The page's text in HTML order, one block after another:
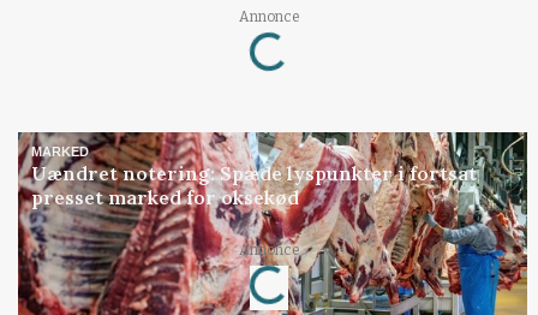
Annonce
Loading...
MARKED
Uændret notering: Spæde lyspunkter i fortsat
presset marked for oksekød
Annonce
Loading...